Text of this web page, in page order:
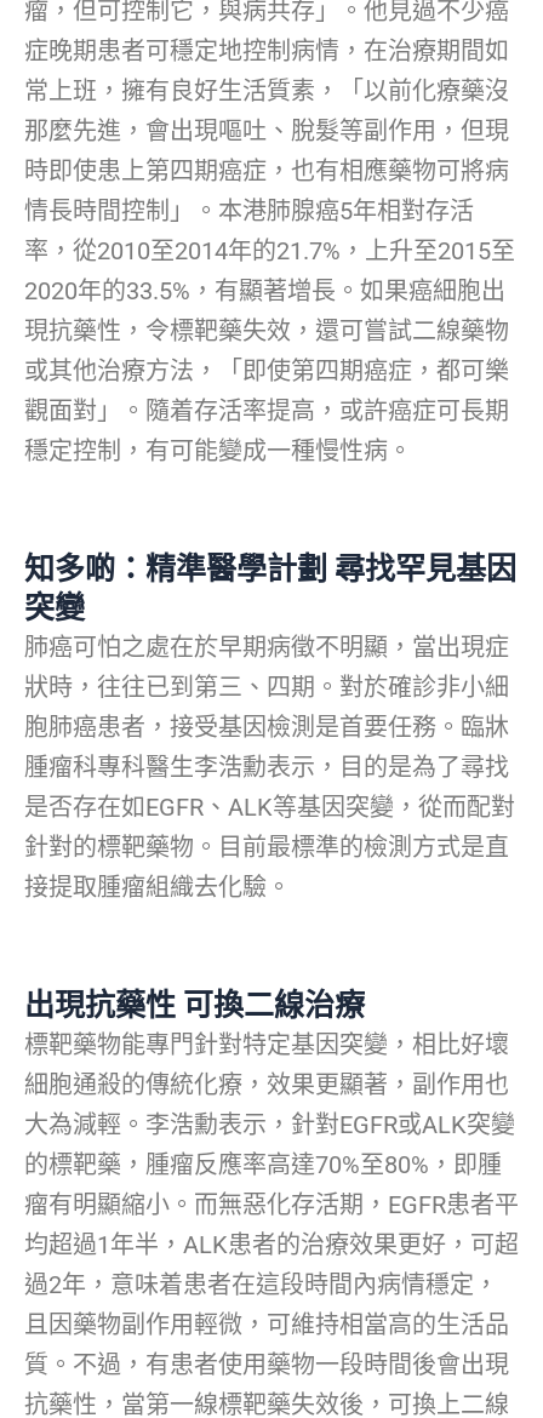
瘤，但可控制它，與病共存」。他見過不少癌
症晚期患者可穩定地控制病情，在治療期間如
常上班，擁有良好生活質素，「以前化療藥沒
那麼先進，會出現嘔吐、脫髮等副作用，但現
時即使患上第四期癌症，也有相應藥物可將病
情長時間控制」。本港肺腺癌5年相對存活
率，從2010至2014年的21.7%，上升至2015至
2020年的33.5%，有顯著增長。如果癌細胞出
現抗藥性，令標靶藥失效，還可嘗試二線藥物
或其他治療方法，「即使第四期癌症，都可樂
觀面對」。隨着存活率提高，或許癌症可長期
穩定控制，有可能變成一種慢性病。
知多啲：精準醫學計劃 尋找罕見基因
突變
肺癌可怕之處在於早期病徵不明顯，當出現症
狀時，往往已到第三、四期。對於確診非小細
胞肺癌患者，接受基因檢測是首要任務。臨牀
腫瘤科專科醫生李浩勳表示，目的是為了尋找
是否存在如EGFR、ALK等基因突變，從而配對
針對的標靶藥物。目前最標準的檢測方式是直
接提取腫瘤組織去化驗。
出現抗藥性 可換二線治療
標靶藥物能專門針對特定基因突變，相比好壞
細胞通殺的傳統化療，效果更顯著，副作用也
大為減輕。李浩勳表示，針對EGFR或ALK突變
的標靶藥，腫瘤反應率高達70%至80%，即腫
瘤有明顯縮小。而無惡化存活期，EGFR患者平
均超過1年半，ALK患者的治療效果更好，可超
過2年，意味着患者在這段時間內病情穩定，
且因藥物副作用輕微，可維持相當高的生活品
質。不過，有患者使用藥物一段時間後會出現
抗藥性，當第一線標靶藥失效後，可換上二線